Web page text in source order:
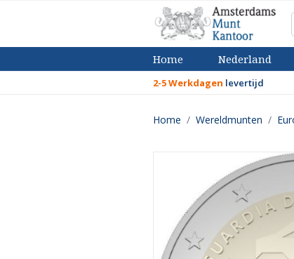
Home Nederland
2-5 Werkdagen levertijd
Home Wereldmunten